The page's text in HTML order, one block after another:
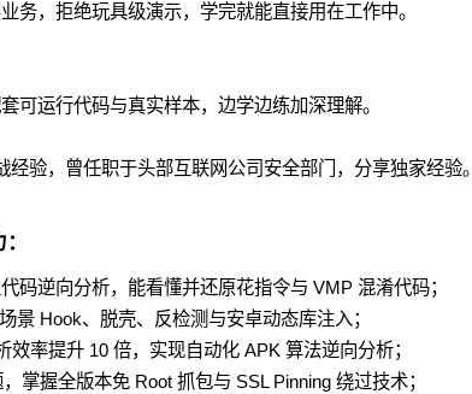
务，拒绝玩具级演示，学完就能直接用在工作中。
可运行代码与真实样本，边学边练加深理解。
验，曾任职于头部互联网公司安全部门，分享独家经验。
码逆向分析，能看懂并还原花指令与 VMP 混淆代码；
景 Hook、脱壳、反检测与安卓动态库注入；
效率提升 10 倍，实现自动化 APK 算法逆向分析；
掌握全版本免 Root 抓包与 SSL Pinning 绕过技术；